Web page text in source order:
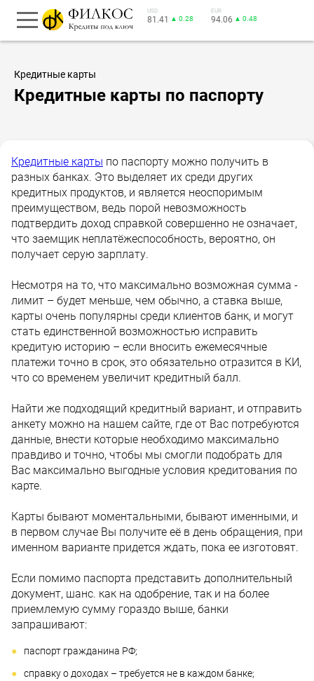
USD
81.41 ▲ 0.28
EUR
94.06 ▲ 0.48
Кредитные карты
Кредитные карты по паспорту
Кредитные карты по паспорту можно получить в
разных банках. Это выделяет их среди других
кредитных продуктов, и является неоспоримым
преимуществом, ведь порой невозможность
подтвердить доход справкой совершенно не означает,
что заемщик неплатёжеспособность, вероятно, он
получает серую зарплату.
Несмотря на то, что максимально возможная сумма -
лимит – будет меньше, чем обычно, а ставка выше,
карты очень популярны среди клиентов банк, и могут
стать единственной возможностью исправить
кредитую историю – если вносить ежемесячные
платежи точно в срок, это обязательно отразится в КИ,
что со временем увеличит кредитный балл.
Найти же подходящий кредитный вариант, и отправить
анкету можно на нашем сайте, где от Вас потребуются
данные, внести которые необходимо максимально
правдиво и точно, чтобы мы смогли подобрать для
Вас максимально выгодные условия кредитования по
карте.
Карты бывают моментальными, бывают именными, и
в первом случае Вы получите её в день обращения, при
именном варианте придется ждать, пока ее изготовят.
Если помимо паспорта представить дополнительный
документ, шанс. как на одобрение, так и на более
приемлемую сумму гораздо выше, банки
запрашивают:
паспорт гражданина РФ;
справку о доходах – требуется не в каждом банке;